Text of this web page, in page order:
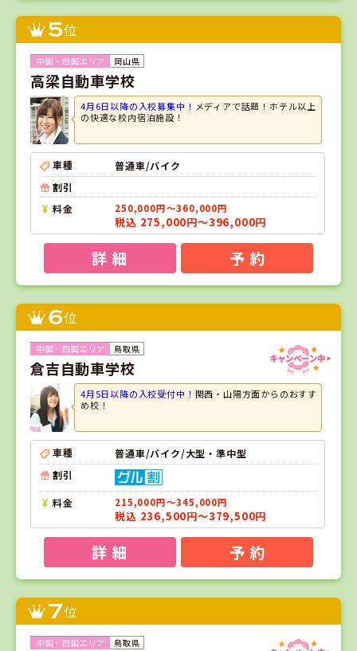
5位
岡山県
高梁自動車学校
4月6日以降の入校募集中！ メディアで話題！ホテル以上
の快適な校内宿泊施設！
車種
普通車/バイク
割引
料金
250,000円～360,000円
税込 275,000円～396,000円
詳 細 予 約
6位
鳥取県
倉吉自動車学校
4月5日以降の入校受付中！ 関西・山陽方面からのおすす
め校！
車種
普通車/バイク/大型・準中型
割引
料金 215,000円～345,000円
税込 236,500円～379,500円
詳 細 予 約
7位
鳥取県